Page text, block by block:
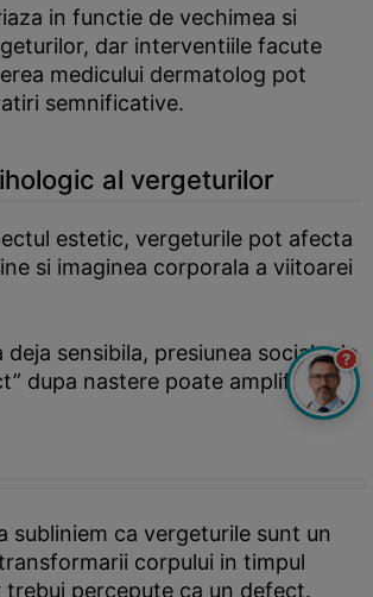
in functie de vechimea si
dar interventiile facute
medicului dermatolog pot
semnificative.
al vergeturilor
estetic, vergeturile pot afecta
si imaginea corporala a viitoarei
sensibila, presiunea sociala de
dupa nastere poate amplifica
subliniem ca vergeturile sunt un
corpului in timpul
trebui percepute ca un defect.
?